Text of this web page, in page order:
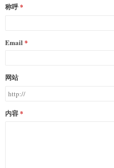
称呼
Email
网站
内容